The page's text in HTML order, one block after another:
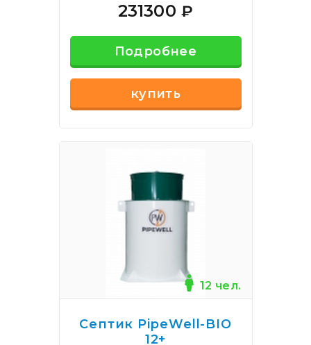
231300₽
Подробнее
купить
12 чел.
Септик PipeWell-BIO
12+